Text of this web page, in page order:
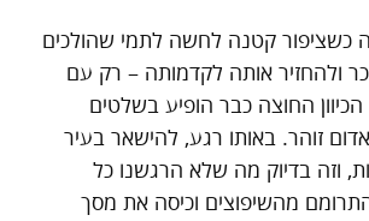
כשציפור קטנה לחשה לתמי שהולכים
ולהחזיר אותה לקדמותה – רק עם
החוצה כבר הופיע בשלטים
זוהר. באותו רגע, להישאר בעיר
וזה בדיוק מה שלא הרגשנו כל
מהשיפוצים וכיסה את מסך